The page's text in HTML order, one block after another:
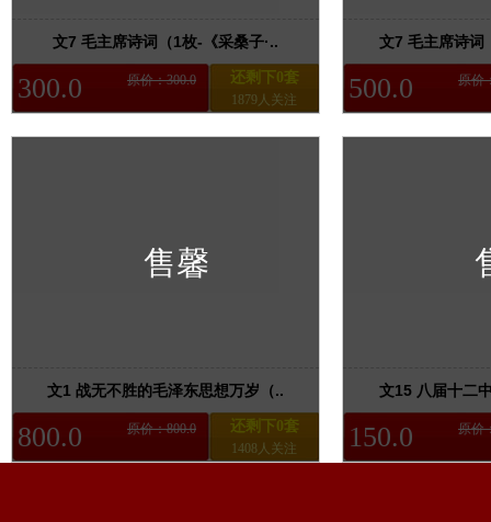
文7 毛主席诗词（1枚-《采桑子·..
300.0 原价：300.0 还剩下0套
1879人关注
文7 毛主席诗词
500.0 原价
售馨
文1 战无不胜的毛泽东思想万岁（..
800.0 原价：800.0 还剩下0套
1408人关注
文15 八届十二
150.0 原价